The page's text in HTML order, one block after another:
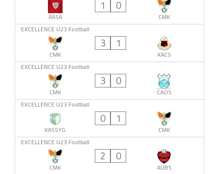
AASA
1 0
CMK
EXCELLENCE U23 Football
CMK
3 1
KACS
EXCELLENCE U23 Football
CMK
3 0
CAOS
EXCELLENCE U23 Football
KASSYG
0 1
CMK
EXCELLENCE U23 Football
CMK
2 0
AUBS